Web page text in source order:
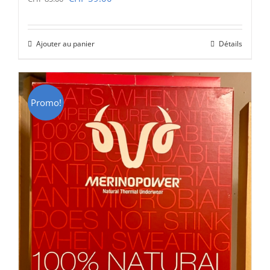
était :
CHF 85.00.CHF 59.00.
Ajouter au panier Détails
Promo!